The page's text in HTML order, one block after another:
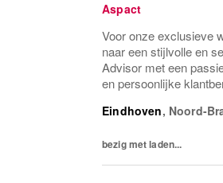
Aspact
Voor onze exclusieve
naar een stijlvolle en
Advisor met een
en persoonlijke
Eindhoven, Noord-
bezig met laden...